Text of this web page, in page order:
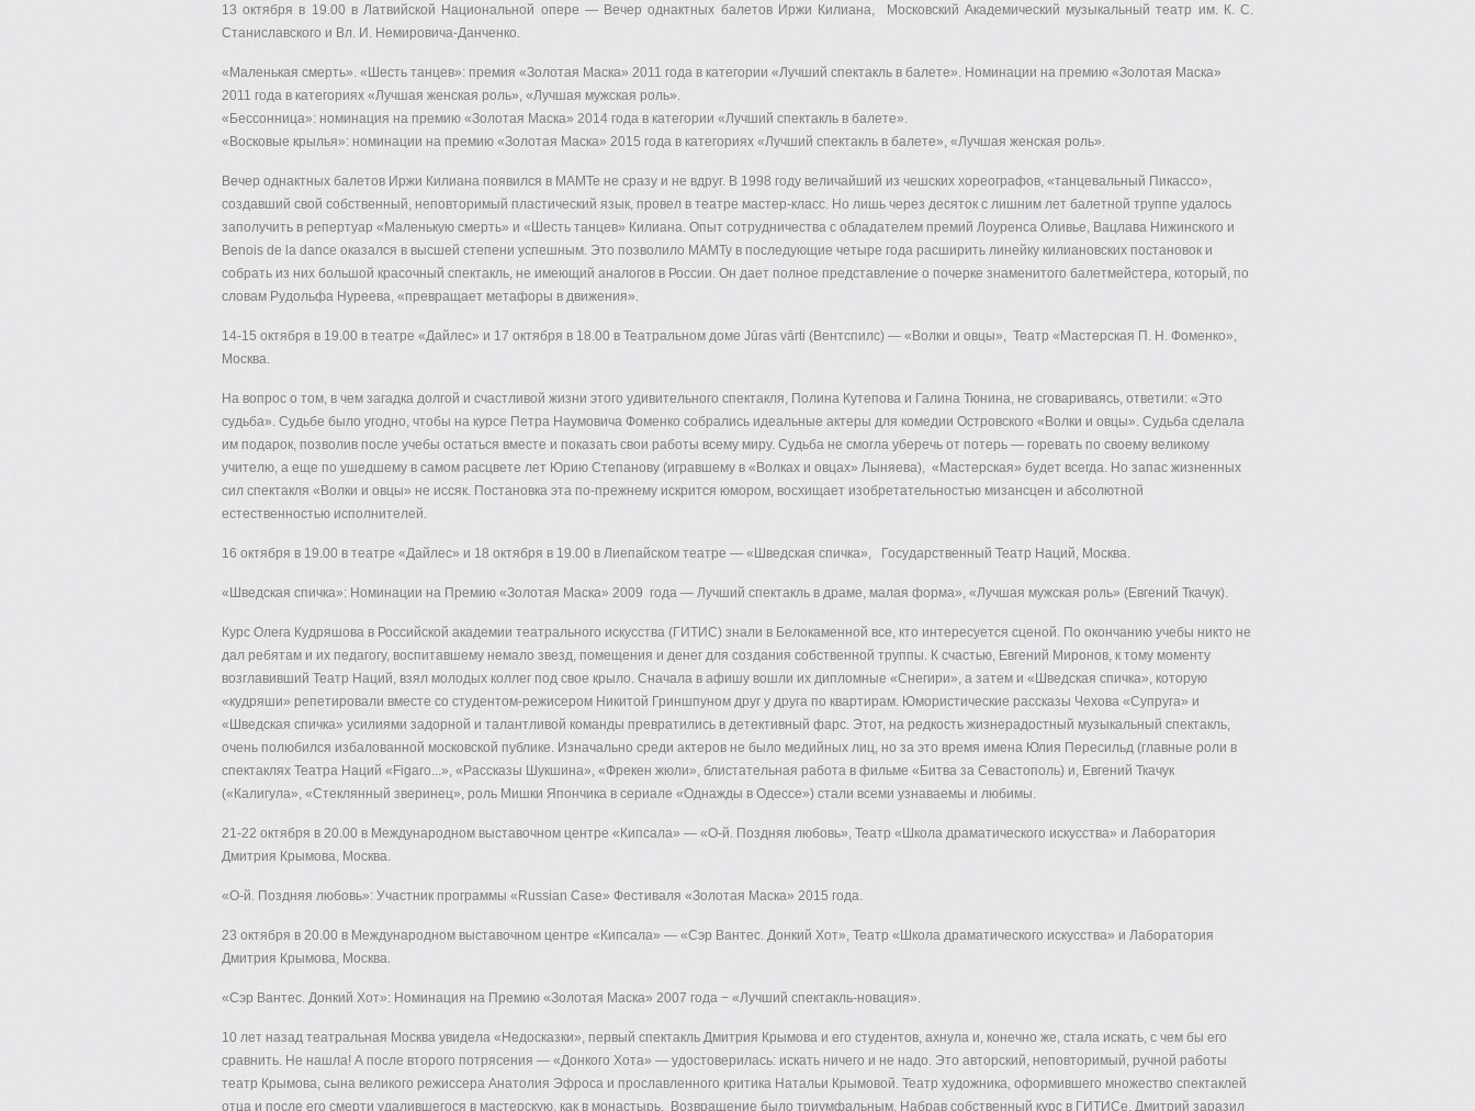
13 октября в 19.00 в Латвийской Национальной опере — Вечер однактных балетов Иржи Килиана, Московский Академический музыкальный театр им. К. С.
Станиславского и Вл. И. Немировича-Данченко.
«Маленькая смерть». «Шесть танцев»: премия «Золотая Маска» 2011 года в категории «Лучший спектакль в балете». Номинации на премию «Золотая Маска»
2011 года в категориях «Лучшая женская роль», «Лучшая мужская роль».
«Бессонница»: номинация на премию «Золотая Маска» 2014 года в категории «Лучший спектакль в балете».
«Восковые крылья»: номинации на премию «Золотая Маска» 2015 года в категориях «Лучший спектакль в балете», «Лучшая женская роль».
Вечер однактных балетов Иржи Килиана появился в МАМТе не сразу и не вдруг. В 1998 году величайший из чешских хореографов, «танцевальный Пикассо»,
создавший свой собственный, неповторимый пластический язык, провел в театре мастер-класс. Но лишь через десяток с лишним лет балетной труппе удалось
заполучить в репертуар «Маленькую смерть» и «Шесть танцев» Килиана. Опыт сотрудничества с обладателем премий Лоуренса Оливье, Вацлава Нижинского и
Benois de la dance оказался в высшей степени успешным. Это позволило МАМТу в последующие четыре года расширить линейку килиановских постановок и
собрать из них большой красочный спектакль, не имеющий аналогов в России. Он дает полное представление о почерке знаменитого балетмейстера, который, по
словам Рудольфа Нуреева, «превращает метафоры в движения».
14-15 октября в 19.00 в театре «Дайлес» и 17 октября в 18.00 в Театральном доме Jūras vārti (Вентспилс) — «Волки и овцы», Театр «Мастерская П. Н. Фоменко»,
Москва.
На вопрос о том, в чем загадка долгой и счастливой жизни этого удивительного спектакля, Полина Кутепова и Галина Тюнина, не сговариваясь, ответили: «Это
судьба». Судьбе было угодно, чтобы на курсе Петра Наумовича Фоменко собрались идеальные актеры для комедии Островского «Волки и овцы». Судьба сделала
им подарок, позволив после учебы остаться вместе и показать свои работы всему миру. Судьба не смогла уберечь от потерь — горевать по своему великому
учителю, а еще по ушедшему в самом расцвете лет Юрию Степанову (игравшему в «Волках и овцах» Лыняева), «Мастерская» будет всегда. Но запас жизненных
сил спектакля «Волки и овцы» не иссяк. Постановка эта по-прежнему искрится юмором, восхищает изобретательностью мизансцен и абсолютной
естественностью исполнителей.
16 октября в 19.00 в театре «Дайлес» и 18 октября в 19.00 в Лиепайском театре — «Шведская спичка», Государственный Театр Наций, Москва.
«Шведская спичка»: Номинации на Премию «Золотая Маска» 2009 года — Лучший спектакль в драме, малая форма», «Лучшая мужская роль» (Евгений Ткачук).
Курс Олега Кудряшова в Российской академии театрального искусства (ГИТИС) знали в Белокаменной все, кто интересуется сценой. По окончанию учебы никто не
дал ребятам и их педагогу, воспитавшему немало звезд, помещения и денег для создания собственной труппы. К счастью, Евгений Миронов, к тому моменту
возглавивший Театр Наций, взял молодых коллег под свое крыло. Сначала в афишу вошли их дипломные «Снегири», а затем и «Шведская спичка», которую
«кудряши» репетировали вместе со студентом-режисером Никитой Гриншпуном друг у друга по квартирам. Юмористические рассказы Чехова «Супруга» и
«Шведская спичка» усилиями задорной и талантливой команды превратились в детективный фарс. Этот, на редкость жизнерадостный музыкальный спектакль,
очень полюбился избалованной московской публике. Изначально среди актеров не было медийных лиц, но за это время имена Юлия Пересильд (главные роли в
спектаклях Театра Наций «Figaro...», «Рассказы Шукшина», «Фрекен жюли», блистательная работа в фильме «Битва за Севастополь) и, Евгений Ткачук
(«Калигула», «Стеклянный зверинец», роль Мишки Япончика в сериале «Однажды в Одессе») стали всеми узнаваемы и любимы.
21-22 октября в 20.00 в Международном выставочном центре «Кипсала» — «О-й. Поздняя любовь», Театр «Школа драматического искусства» и Лаборатория
Дмитрия Крымова, Москва.
«О-й. Поздняя любовь»: Участник программы «Russian Case» Фестиваля «Золотая Маска» 2015 года.
23 октября в 20.00 в Международном выставочном центре «Кипсала» — «Сэр Вантес. Донкий Хот», Театр «Школа драматического искусства» и Лаборатория
Дмитрия Крымова, Москва.
«Сэр Вантес. Донкий Хот»: Номинация на Премию «Золотая Маска» 2007 года − «Лучший спектакль-новация».
10 лет назад театральная Москва увидела «Недосказки», первый спектакль Дмитрия Крымова и его студентов, ахнула и, конечно же, стала искать, с чем бы его
сравнить. Не нашла! А после второго потрясения — «Донкого Хота» — удостоверилась: искать ничего и не надо. Это авторский, неповторимый, ручной работы
театр Крымова, сына великого режиссера Анатолия Эфроса и прославленного критика Натальи Крымовой. Театр художника, оформившего множество спектаклей
отца и после его смерти удалившегося в мастерскую, как в монастырь. Возвращение было триумфальным. Набрав собственный курс в ГИТИСе, Дмитрий заразил